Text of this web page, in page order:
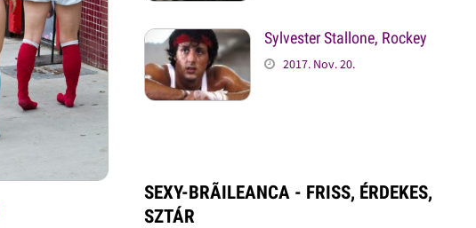
Sylvester Stallone, Rockey
2017. Nov. 20.
SEXY-BRÃILEANCA - FRISS, ÉRDEKES,
SZTÁR